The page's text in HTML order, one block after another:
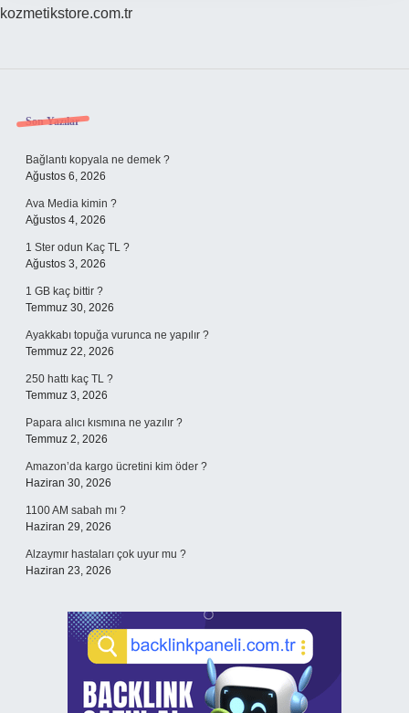
kozmetikstore.com.tr
Sidebar
Son Yazılar
Bağlantı kopyala ne demek ?
Ağustos 6, 2026
Ava Media kimin ?
Ağustos 4, 2026
1 Ster odun Kaç TL ?
Ağustos 3, 2026
1 GB kaç bittir ?
Temmuz 30, 2026
Ayakkabı topuğa vurunca ne yapılır ?
Temmuz 22, 2026
250 hattı kaç TL ?
Temmuz 3, 2026
Papara alıcı kısmına ne yazılır ?
Temmuz 2, 2026
Amazon’da kargo ücretini kim öder ?
Haziran 30, 2026
1100 AM sabah mı ?
Haziran 29, 2026
Alzaymır hastaları çok uyur mu ?
Haziran 23, 2026